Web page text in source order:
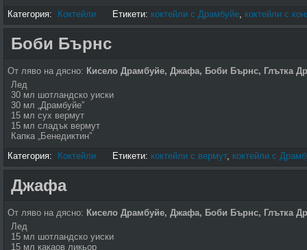
Категория:
Коктейли Етикети: коктейли с Драмбуйе, коктейли с
Боби Бърнс
От ляво на дясно: Кисело Драмбуйе, Джафа, Боби Бърнс, Глътка
Лед
30 мл шотландско уиски
30 мл „Драмбуйе”
15 мл сух вермут
15 мл сладък вермут
Капка „Бенедиктин”
Категория:
Коктейли Етикети: коктейли с вермут, коктейли с
Джафа
От ляво на дясно: Кисело Драмбуйе, Джафа, Боби Бърнс, Глътка
Лед
15 мл шотландско уиски
15 мл какаов ликьор